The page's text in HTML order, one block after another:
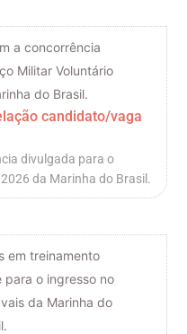
candidato/vaga
divulgada para o
da Marinha do Brasil.